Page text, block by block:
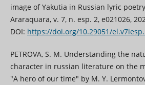
image of Yakutia in Russian lyric
Araraquara, v. 7, n. esp. 2, e021026,
DOI: https://doi.org/10.29051/
PETROVA, S. M. Understanding the
character in russian literature on the
"A hero of our time" by M. Y.